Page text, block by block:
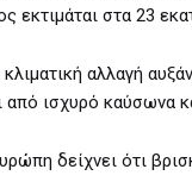
εκτιμάται στα 23
αλλαγή
ισχυρό καύσωνα
δείχνει ότι